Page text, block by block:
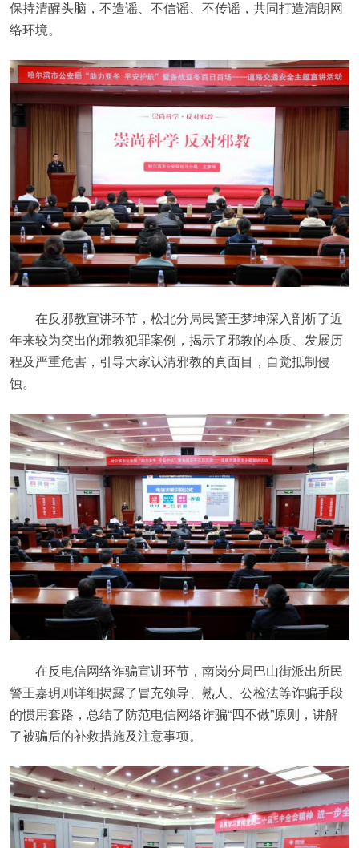
保持清醒头脑，不造谣、不信谣、不传谣，共同打造清朗网
络环境。
在反邪教宣讲环节，松北分局民警王梦坤深入剖析了近
年来较为突出的邪教犯罪案例，揭示了邪教的本质、发展历
程及严重危害，引导大家认清邪教的真面目，自觉抵制侵
蚀。
在反电信网络诈骗宣讲环节，南岗分局巴山街派出所民
警王嘉玥则详细揭露了冒充领导、熟人、公检法等诈骗手段
的惯用套路，总结了防范电信网络诈骗“四不做”原则，讲解
了被骗后的补救措施及注意事项。